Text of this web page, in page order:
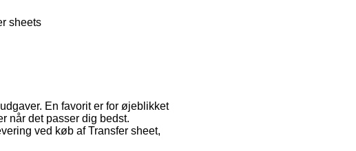
sheets
En favorit er for øjeblikket
når det passer dig bedst.
ved køb af Transfer sheet,